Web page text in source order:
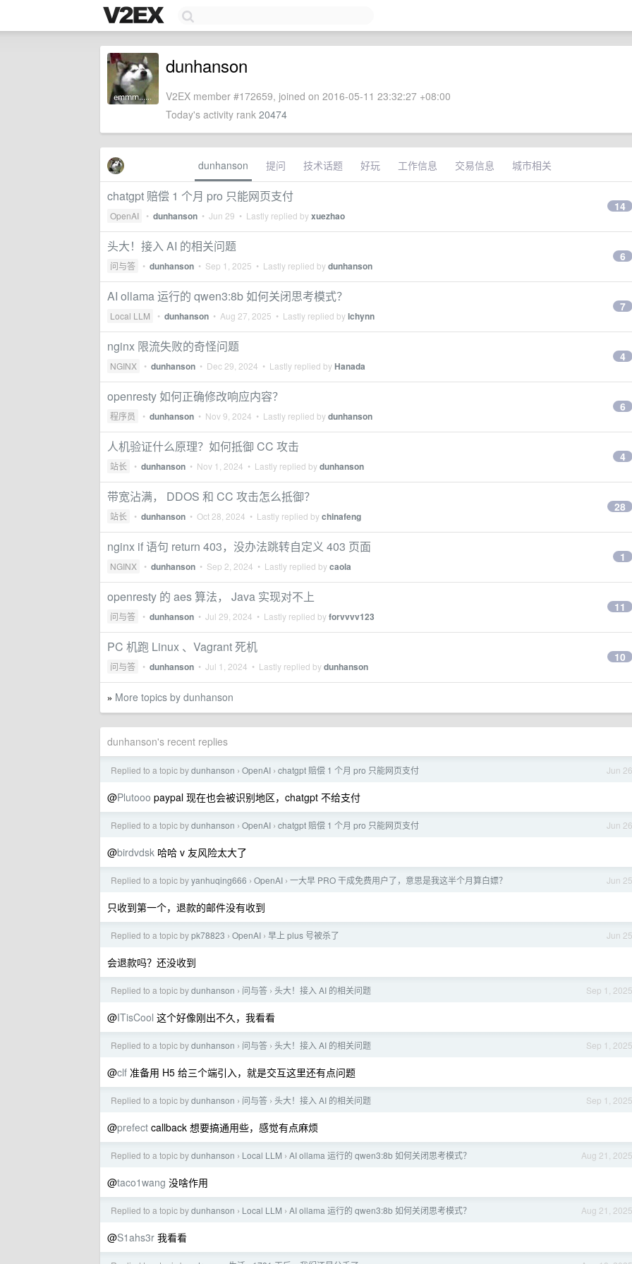
dunhanson
V2EX member #172659, joined on 2016-05-11 23:32:27 +08:00
Today's activity rank 20474
dunhanson 提问 技术话题 好玩 工作信息 交易信息 城市相关
chatgpt 赔偿 1 个月 pro 只能网页支付
OpenAI • dunhanson • Jun 29 • Lastly replied byxuezhao
14
头大！接入 AI 的相关问题
问与答 • dunhanson • Sep 1, 2025 • Lastly replied bydunhanson
6
AI ollama 运行的 qwen3:8b 如何关闭思考模式？
Local LLM • dunhanson • Aug 27, 2025 • Lastly replied bylchynn
7
nginx 限流失败的奇怪问题
NGINX • dunhanson • Dec 29, 2024 • Lastly replied byHanada
4
openresty 如何正确修改响应内容？
程序员 • dunhanson • Nov 9, 2024 • Lastly replied bydunhanson
6
人机验证什么原理？如何抵御 CC 攻击
站长 • dunhanson • Nov 1, 2024 • Lastly replied bydunhanson
4
带宽沾满， DDOS 和 CC 攻击怎么抵御？
站长 • dunhanson • Oct 28, 2024 • Lastly replied bychinafeng
28
nginx if 语句 return 403，没办法跳转自定义 403 页面
NGINX • dunhanson • Sep 2, 2024 • Lastly replied bycaola
1
openresty 的 aes 算法， Java 实现对不上
问与答 • dunhanson • Jul 29, 2024 • Lastly replied byforvvvv123
11
PC 机跑 Linux 、Vagrant 死机
问与答 • dunhanson • Jul 1, 2024 • Lastly replied bydunhanson
10
» More topics by dunhanson
dunhanson's recent replies
Jun 26
Replied to a topic bydunhanson › OpenAI › chatgpt 赔偿 1 个月 pro 只能网页支付
@Plutooo paypal 现在也会被识别地区，chatgpt 不给支付
Jun 26
Replied to a topic bydunhanson › OpenAI › chatgpt 赔偿 1 个月 pro 只能网页支付
@birdvdsk 哈哈 v 友风险太大了
Jun 25
Replied to a topic byyanhuqing666 › OpenAI › 一大早 PRO 干成免费用户了，意思是我这半个月算白嫖？
只收到第一个，退款的邮件没有收到
Jun 25
Replied to a topic bypk78823 › OpenAI › 早上 plus 号被杀了
会退款吗？还没收到
Sep 1, 2025
Replied to a topic bydunhanson › 问与答 › 头大！接入 AI 的相关问题
@ITisCool 这个好像刚出不久，我看看
Sep 1, 2025
Replied to a topic bydunhanson › 问与答 › 头大！接入 AI 的相关问题
@clf 准备用 H5 给三个端引入，就是交互这里还有点问题
Sep 1, 2025
Replied to a topic bydunhanson › 问与答 › 头大！接入 AI 的相关问题
@prefect callback 想要搞通用些，感觉有点麻烦
Aug 21, 2025
Replied to a topic bydunhanson › Local LLM › AI ollama 运行的 qwen3:8b 如何关闭思考模式？
@taco1wang 没啥作用
Aug 21, 2025
Replied to a topic bydunhanson › Local LLM › AI ollama 运行的 qwen3:8b 如何关闭思考模式？
@S1ahs3r 我看看